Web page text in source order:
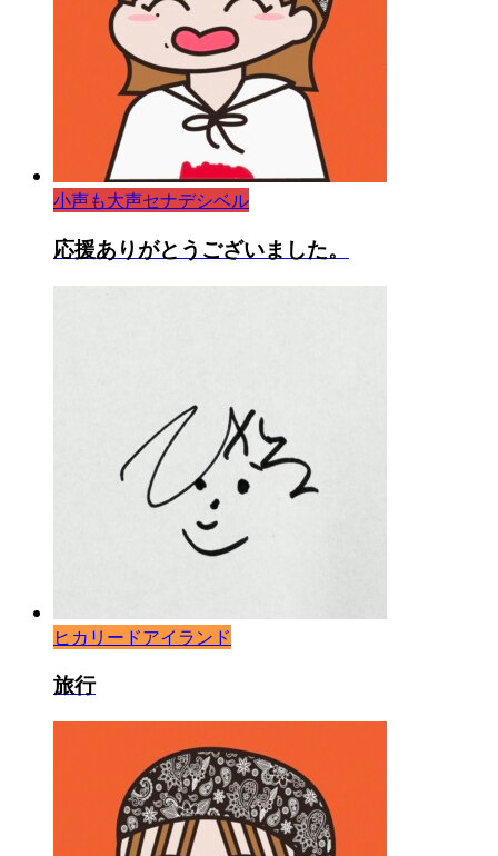
小声も大声セナデシベル
応援ありがとうございました。
ヒカリードアイランド
旅行